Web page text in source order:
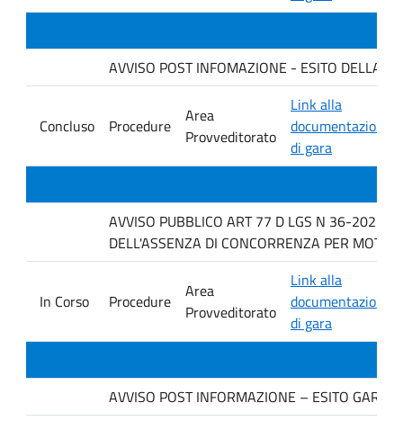
AVVISO POST INFOMAZIONE - ESITO DELLA
Concluso Procedure
Area
Provveditorato
Link alla
documentazione
di gara
AVVISO PUBBLICO ART 77 D LGS N 36-2023
DELL'ASSENZA DI CONCORRENZA PER MOTIVI
In Corso Procedure
Area
Provveditorato
Link alla
documentazione
di gara
AVVISO POST INFORMAZIONE – ESITO GARA